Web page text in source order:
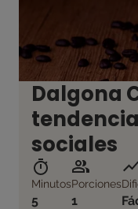
Dalgona
sociales
Minutos
5
Porciones
1